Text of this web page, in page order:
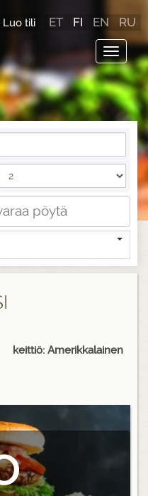
Toggle
Luo tili ET FI EN RU
keittiö: Amerikkalainen